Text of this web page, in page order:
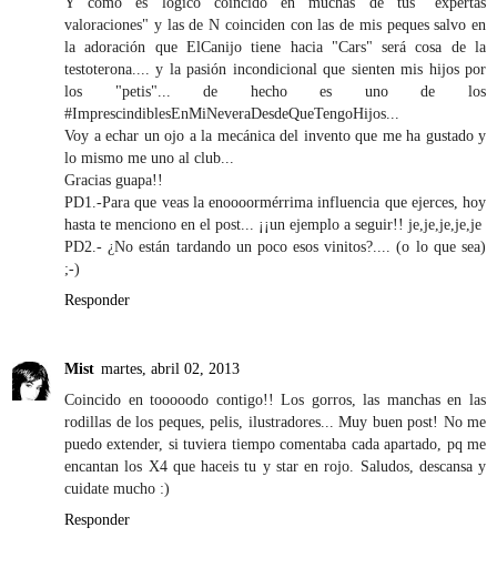
valoraciones" y las de N coinciden con las de mis peques salvo en
la adoración que ElCanijo tiene hacia "Cars" será cosa de la
testoterona.... y la pasión incondicional que sienten mis hijos por
los "petis"... de hecho es uno de los
#ImprescindiblesEnMiNeveraDesdeQueTengoHijos...
Voy a echar un ojo a la mecánica del invento que me ha gustado y
lo mismo me uno al club...
Gracias guapa!!
PD1.-Para que veas la enoooormérrima influencia que ejerces, hoy
hasta te menciono en el post... ¡¡un ejemplo a seguir!! je,je,je,je,je
PD2.- ¿No están tardando un poco esos vinitos?.... (o lo que sea)
;-)
Responder
Mist martes, abril 02, 2013
Coincido en tooooodo contigo!! Los gorros, las manchas en las
rodillas de los peques, pelis, ilustradores... Muy buen post! No me
puedo extender, si tuviera tiempo comentaba cada apartado, pq me
encantan los X4 que haceis tu y star en rojo. Saludos, descansa y
cuidate mucho :)
Responder